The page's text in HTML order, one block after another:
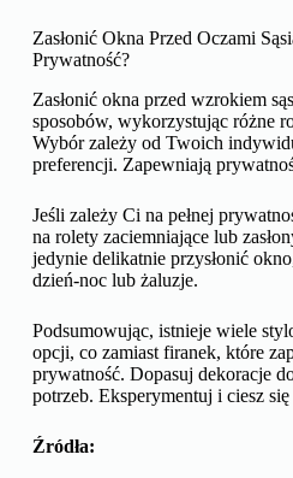
Zasłonić Okna Przed Oczami
Prywatność?
Zasłonić okna przed wzrokiem
sposobów, wykorzystując różne
Wybór zależy od Twoich
preferencji. Zapewniają
Jeśli zależy Ci na pełnej
na rolety zaciemniające lub
jedynie delikatnie przysłonić
dzień-noc lub żaluzje.
Podsumowując, istnieje wiele
opcji, co zamiast firanek, które
prywatność. Dopasuj dekoracje
potrzeb. Eksperymentuj i ciesz
Źródła: